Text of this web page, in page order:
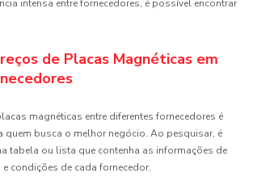
intensa entre fornecedores, é possível encontrar
de Placas Magnéticas em
magnéticas entre diferentes fornecedores é
quem busca o melhor negócio. Ao pesquisar, é
tabela ou lista que contenha as informações de
condições de cada fornecedor.